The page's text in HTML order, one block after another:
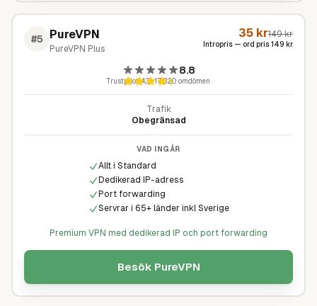
#5 PureVPN
PureVPN Plus
35 kr149kr
Intropris — ord pris149 kr
8.8
Trustpilot4,3· 17 820 omdömen
Trafik
Obegränsad
VAD INGÅR
Allt i Standard
Dedikerad IP-adress
Port forwarding
Servrar i 65+ länder inkl Sverige
Premium VPN med dedikerad IP och port forwarding
Besök PureVPN